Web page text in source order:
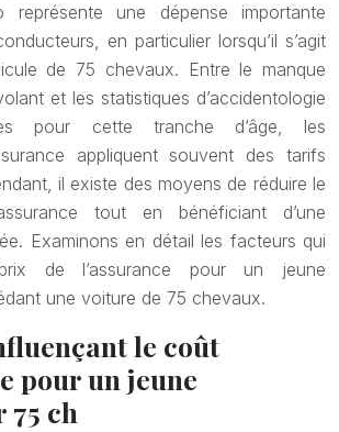
représente une dépense importante
en particulier lorsqu’il s’agit
de 75 chevaux. Entre le manque
et les statistiques d’accidentologie
pour cette tranche d’âge, les
appliquent souvent des tarifs
il existe des moyens de réduire le
tout en bénéficiant d’une
Examinons en détail les facteurs qui
de l’assurance pour un jeune
une voiture de 75 chevaux.
le coût
pour un jeune
ch